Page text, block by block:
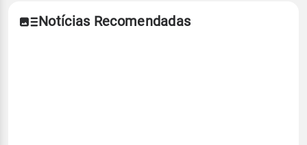
Notícias Recomendadas